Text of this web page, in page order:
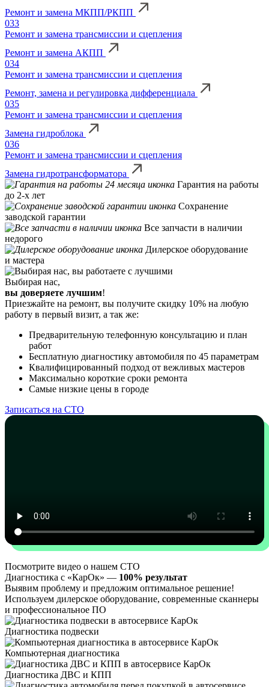
Ремонт и замена МКПП/РКПП
033
Ремонт и замена трансмиссии и сцепления
Ремонт и замена АКПП
034
Ремонт и замена трансмиссии и сцепления
Ремонт, замена и регулировка дифференциала
035
Ремонт и замена трансмиссии и сцепления
Замена гидроблока
036
Ремонт и замена трансмиссии и сцепления
Замена гидротрансформатора
Гарантия на работы
до 2-х лет
Сохранение
заводской гарантии
Все запчасти в наличии
недорого
Дилерское оборудование
и мастера
Выбирая нас,
вы доверяете лучшим!
Приезжайте на ремонт, вы получите скидку 10% на любую
работу в первый визит, а так же:
Предварительную телефонную консультацию и план
работ
Бесплатную диагностику автомобиля по 45 параметрам
Квалифицированный подход от вежливых мастеров
Максимально короткие сроки ремонта
Самые низкие цены в городе
Записаться на СТО
Посмотрите видео о нашем СТО
Диагностика с «КарОк» — 100% результат
Выявим проблему и предложим оптимальное решение!
Используем дилерское оборудование, современные сканнеры
и профессиональное ПО
Диагностика подвески
Компьютерная диагностика
Диагностика ДВС и КПП